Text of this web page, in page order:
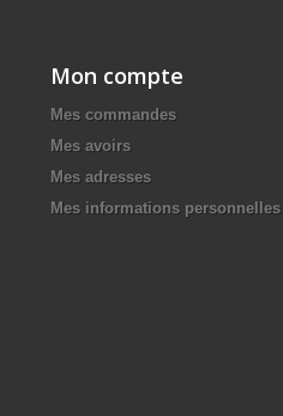
Mon compte
Mes commandes
Mes avoirs
Mes adresses
Mes informations personnelles